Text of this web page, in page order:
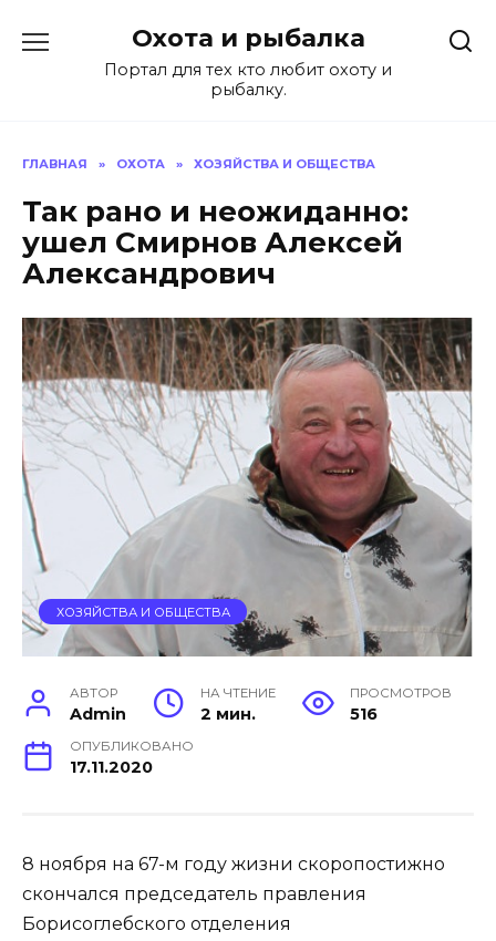
содержанию
Охота и рыбалка
Портал для тех кто любит охоту и
рыбалку.
ГЛАВНАЯ » ОХОТА » ХОЗЯЙСТВА И ОБЩЕСТВА
Так рано и неожиданно:
ушел Смирнов Алексей
Александрович
ХОЗЯЙСТВА И ОБЩЕСТВА
АВТОР
Admin
НА ЧТЕНИЕ
2 мин.
ПРОСМОТРОВ
516
ОПУБЛИКОВАНО
17.11.2020
8 ноября на 67-м году жизни скоропостижно
скончался председатель правления
Борисоглебского отделения